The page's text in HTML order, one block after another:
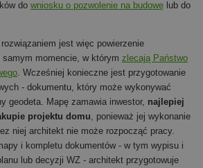
do wniosku o pozwolenie na budowę lub do
jest więc powierzenie
momencie, w którym zlecają Państwo
. Wcześniej konieczne jest przygotowanie
- dokumentu, który może wykonywać
geodeta. Mapę zamawia inwestor, najlepiej
projektu domu , ponieważ jej wykonanie
niej architekt nie może rozpocząć pracy.
i kompletu dokumentów - w tym wypisu i
lub decyzji WZ - architekt przygotowuje